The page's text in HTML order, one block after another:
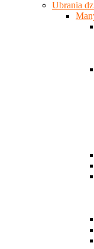
Ubrania